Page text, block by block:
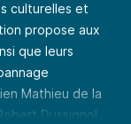
culturelles et
propose aux
que leurs
Mathieu de la
Dussignol,